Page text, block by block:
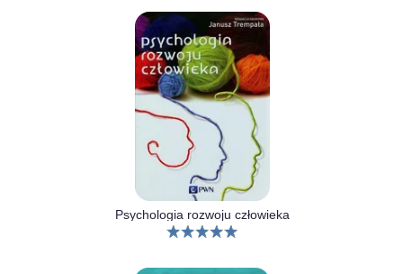
Psychologia rozwoju człowieka